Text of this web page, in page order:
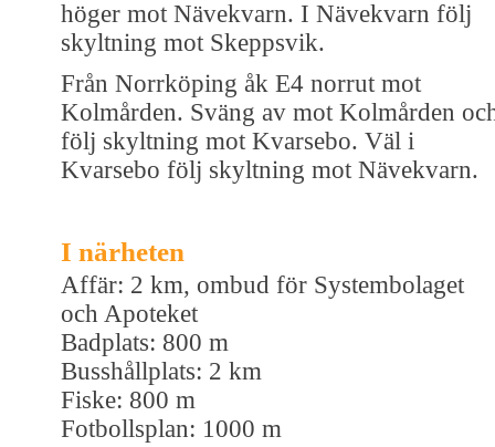
höger mot Nävekvarn. I Nävekvarn följ
skyltning mot Skeppsvik.
Från Norrköping åk E4 norrut mot
Kolmården. Sväng av mot Kolmården
följ skyltning mot Kvarsebo. Väl i
Kvarsebo följ skyltning mot Nävekvarn.
I närheten
Affär: 2 km, ombud för Systembolaget
och Apoteket
Badplats: 800 m
Busshållplats: 2 km
Fiske: 800 m
Fotbollsplan: 1000 m